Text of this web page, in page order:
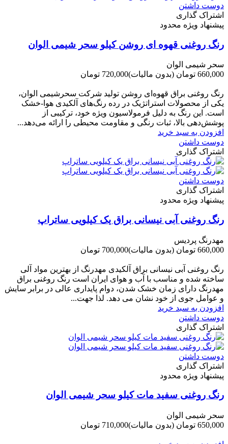
دوست داشتن
اشتراک گذاری
پیشنهاد ویژه محدود
رنگ روغنی قهوه ای روشن کیلو سحر شیمی الوان
سحر شیمی الوان
660,000 تومان
(بدون مالیات)720,000 تومان
رنگ روغنی براق قهوه‌ای روشن تولید شرکت سحرشیمی الوان،
یکی از محصولات استراتژیک در رده رنگ‌های آلکیدی هوا-خشک
است. این رنگ به دلیل فرمولاسیون ویژه خود، ترکیبی از
پوشش‌دهی بالا، ثبات رنگی و مقاومت محیطی را ارائه می‌دهد...
افزودن به سبد خرید
دوست داشتن
اشتراک گذاری
دوست داشتن
اشتراک گذاری
پیشنهاد ویژه محدود
رنگ روغنی آبی نیسانی براق یک کیلویی ساتراپ
مهدرنگ پردیس
660,000 تومان
(بدون مالیات)700,000 تومان
رنگ روغنی آبی نیسانی براق آلکیدی مهدرنگ از بهترین مواد آلی
ساخته شده و مناسب با آب و هوای ایران است رنگ روغنی براق
مهدرنگ دارای زﻣﺎن ﺧﺸﮏ ﺷﺪن، دوام ﭘﺎﯾﺪاری عالی در ﺑﺮاﺑﺮ ﺳﺎﯾﺶ
و ﻋﻮاﻣﻞ ﺟﻮی از ﺧﻮد ﻧﺸﺎن ﻣﯽ دﻫﺪ. ﻟﺬا ﺟﻬﺖ...
افزودن به سبد خرید
دوست داشتن
اشتراک گذاری
دوست داشتن
اشتراک گذاری
پیشنهاد ویژه محدود
رنگ روغنی سفید مات کیلو سحر شیمی الوان
سحر شیمی الوان
650,000 تومان
(بدون مالیات)710,000 تومان